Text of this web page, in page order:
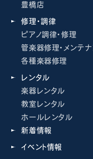
豊橋店
修理・調律
ピアノ調律・修理
管楽器修理・メンテナ
各種楽器修理
レンタル
楽器レンタル
教室レンタル
ホールレンタル
新着情報
イベント情報